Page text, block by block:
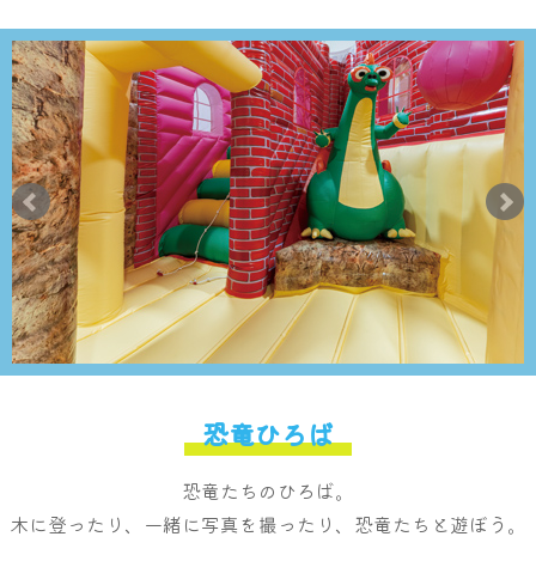
恐竜ひろば
恐竜たちのひろば。
木に登ったり、一緒に写真を撮ったり、恐竜たちと遊ぼう。